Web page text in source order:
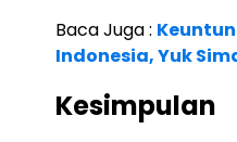
Baca Juga :
Indonesia, Yuk
Kesimpulan